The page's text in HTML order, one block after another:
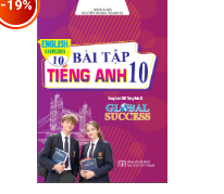
-19%